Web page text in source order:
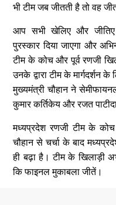
भी टीम जब जीतती है तो वह
आप सभी खेलिए और
पुरस्कार दिया जाएगा और
टीम के कोच और पूर्व रणजी
उनके द्वारा टीम के मार्गदर्शन
मुख्यमंत्री चौहान ने
कुमार कर्तिकेय और रजत
मध्यप्रदेश रणजी टीम के
चौहान से चर्चा के बाद
ही बढ़ा है। टीम के खिलाड़ी
कि फाइनल मुकाबला जीतें।